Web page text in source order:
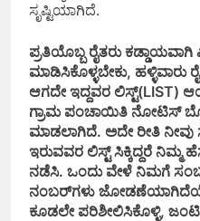
ಸೃಷ್ಟಿಯಾಗಿದೆ.
ಪ್ರತಿಯೊಬ್ಬ ರೈತರು
ಮಾಡಿಸಿಕೊಳ್ಳಬೇಕು,
ಆಗದೇ ಇದ್ದವರ ಲಿಸ್ಟ್(LIST)
ಗ್ರಾಮ ಪಂಚಾಯಿತಿ ನೋಟಿಸ್
ಮಾಡಲಾಗಿದೆ. ಅದೇ ರೀತಿ
ಇರುವವರ ಲಿಸ್ಟ್ ಸಿಕ್ಕಿದ್ದರೆ
ನಡೆಸಿ. ಒಂದು ವೇಳೆ ನಿಮಗೆ
ನಂಬರ್‌ಗಳು
ಕೂಡಲೇ ಪರಿಶೀಲಿಸಿಕೊಳ್ಳಿ, ಜಂಟಿ